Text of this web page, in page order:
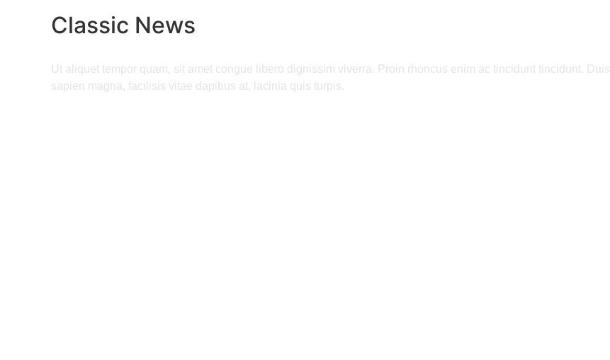
Classic News
Ut aliquet tempor quam, sit amet congue libero dignissim viverra. Proin rhoncus enim ac tincidunt tincidunt. Duis
sapien magna, facilisis vitae dapibus at, lacinia quis turpis.